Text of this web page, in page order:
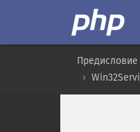
Предисловие